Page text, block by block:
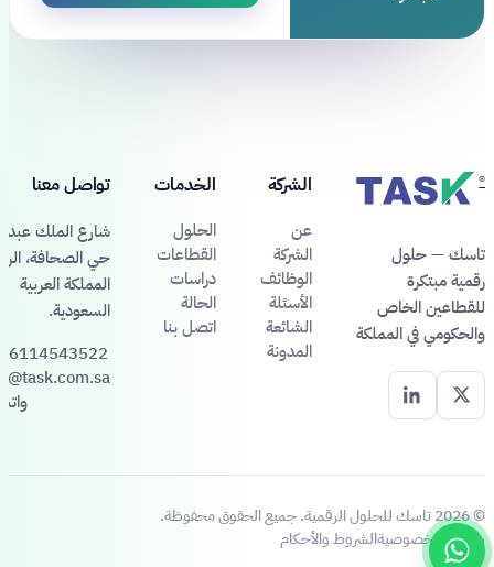
®
تاسك — حلول
رقمية مبتكرة
للقطاعين الخاص
والحكومي في المملكة
الشركة
عن
الشركة
الوظائف
الأسئلة
الشائعة
المدونة
الخدمات
الحلول
القطاعات
دراسات
الحالة
اتصل بنا
تواصل معنا
شارع الملك عبد
حي الصحافة،
المملكة العربية
السعودية.
© 2026 تاسك للحلول الرقمية. جميع الحقوق محفوظة.
سياسة الخصوصيةالشروط والأحكام